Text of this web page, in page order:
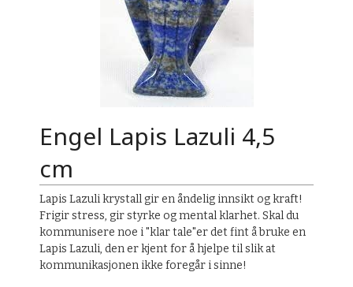
Engel Lapis Lazuli 4,5
cm
Lapis Lazuli krystall gir en åndelig innsikt og kraft!
Frigir stress, gir styrke og mental klarhet. Skal du
kommunisere noe i "klar tale"er det fint å bruke en
Lapis Lazuli, den er kjent for å hjelpe til slik at
kommunikasjonen ikke foregår i sinne!